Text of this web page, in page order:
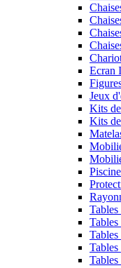
Ecran
Jeux
Kits
Kits
Tables
Tables
Tables
Tables
Tables